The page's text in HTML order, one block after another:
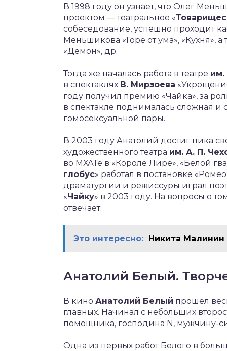
В 1998 году он узнает, что Олег
проектом — театральное «
собеседование, успешно проходит
Меньшикова «Горе от ума», «Кухня»,
«Демон», др.
Тогда же началась работа в театре им.
в спектаклях В. Мирзоева
году получил премию «Чайка», за
в спектакле поднималась сложная
гомосексуальной пары.
В 2003 году Анатолий достиг пика
художественного театра им. А. П.
во МХАТе в «Короле Лире», «Белой
глобус» работал в постановке
драматургии и режиссуры играл
«Чайку» в 2003 году. На вопросы о
отвечает:
Это интересно: Никита
Анатолий Белый.
В кино Анатолий Белый прошел
главных. Начинал с небольших
помощника, господина N, мужчину-
Одна из первых работ Белого в